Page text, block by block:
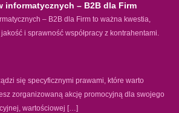
informatycznych – B2B dla Firm
– B2B dla Firm to ważna kwestia,
i sprawność współpracy z kontrahentami.
się specyficznymi prawami, które warto
zorganizowaną akcję promocyjną dla swojego
wartościowej […]